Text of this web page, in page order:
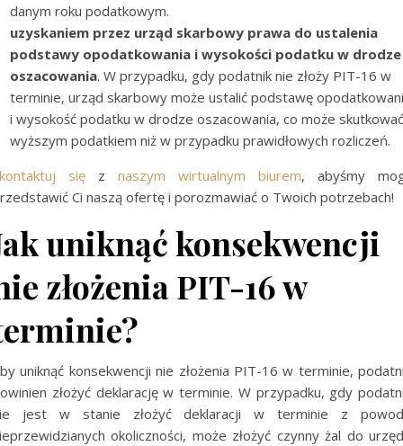
danym roku podatkowym.
uzyskaniem przez urząd skarbowy prawa do ustalenia
podstawy opodatkowania i wysokości podatku w drodze
oszacowania. W przypadku, gdy podatnik nie złoży PIT-16 w
terminie, urząd skarbowy może ustalić podstawę
i wysokość podatku w drodze oszacowania, co może skutkować
wyższym podatkiem niż w przypadku prawidłowych rozliczeń.
się z naszym wirtualnym biurem, abyśmy
Ci naszą ofertę i porozmawiać o Twoich potrzebach!
uniknąć konsekwencji
złożenia PIT-16 w
uniknąć konsekwencji nie złożenia PIT-16 w terminie,
złożyć deklarację w terminie. W przypadku, gdy
jest w stanie złożyć deklaracji w terminie z
okoliczności, może złożyć czynny żal do